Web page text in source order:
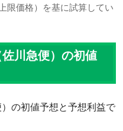
限価格）を基に試算してい
川急便）の初値
の初値予想と予想利益で